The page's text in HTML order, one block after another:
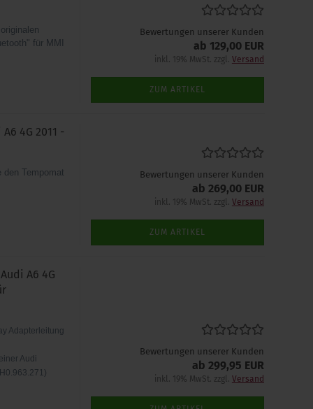
für MMI
Bewertungen unserer Kunden
ab 129,00 EUR
inkl. 19% MwSt. zzgl. Versand
ZUM ARTIKEL
4G 2011 -
Tempomat
Bewertungen unserer Kunden
ab 269,00 EUR
inkl. 19% MwSt. zzgl. Versand
ZUM ARTIKEL
A6 4G
Adapterleitung
Audi
Bewertungen unserer Kunden
ab 299,95 EUR
inkl. 19% MwSt. zzgl. Versand